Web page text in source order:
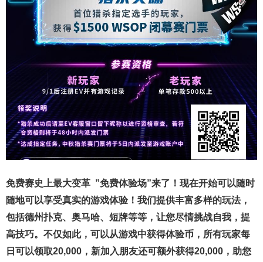
免费赛史上最大变革 ”免费体验场”来了！ 现在开始可以随时
随地可以享受真实的游戏体验！我们提供丰富多样的玩法，
包括德州扑克、奥马哈、短牌等等，让您尽情挑战自我，提
高技巧。不仅如此， 可以从游戏中获得体验币，所有玩家每
日可以领取20,000，新加入朋友还可额外获得20,000，助您